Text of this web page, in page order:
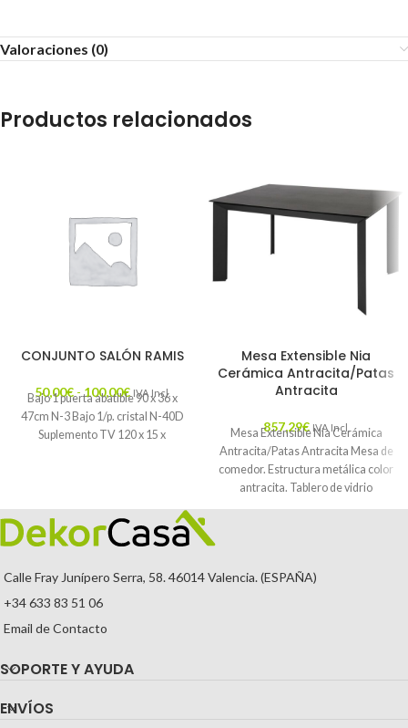
Valoraciones (0)
Productos relacionados
CONJUNTO SALÓN RAMIS
50,00€ - 100,00€ IVA Incl.
Bajo 1 puerta abatible 90 x 36 x
47cm N-3 Bajo 1/p. cristal N-40D
Suplemento TV 120 x 15 x
Mesa Extensible Nia
Cerámica Antracita/Patas
Antracita
857,29€ IVA Incl.
Mesa Extensible Nia Cerámica
Antracita/Patas Antracita Mesa de
comedor. Estructura metálica color
antracita. Tablero de vidrio
templado de 8mm de
Calle Fray Junípero Serra, 58. 46014 Valencia. (ESPAÑA)
+34 633 83 51 06
Email de Contacto
SOPORTE Y AYUDA
ENVÍOS